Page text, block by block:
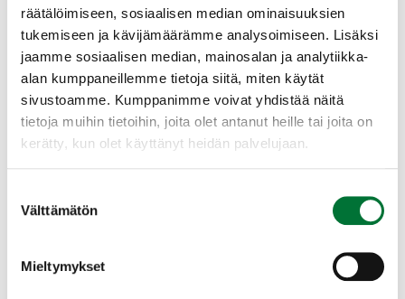
räätälöimiseen, sosiaalisen median ominaisuuksien
tukemiseen ja kävijämäärämme analysoimiseen. Lisäksi
jaamme sosiaalisen median, mainosalan ja analytiikka-
alan kumppaneillemme tietoja siitä, miten käytät
sivustoamme. Kumppanimme voivat yhdistää näitä
tietoja muihin tietoihin, joita olet antanut heille tai joita on
kerätty, kun olet käyttänyt heidän palvelujaan.
valinta
Välttämätön
Mieltymykset
Tilaisuudessa suoritetaan tutkinto ensisijaisesti
sähköisesti. Varaa mukaan oma päätelaite (
puhelin, tabletti, kannettava tietokone)
Huolehdi, että laitteen akku on täynnä ja
käytössä on toimiva verkkoyhteys.
0400-197947
Lisätietoja ita-paijanne@rhy.riista.fi tai